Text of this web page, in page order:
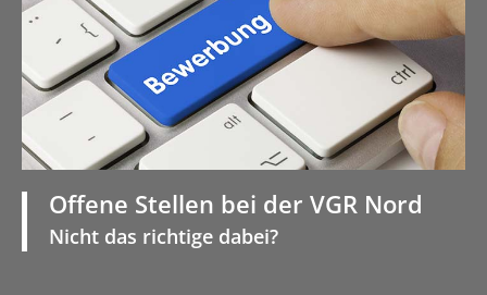
Offene Stellen bei der VGR Nord
Nicht das richtige dabei?